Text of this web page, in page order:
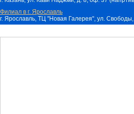
Филиал в г. Ярославль
г. Ярославль, ТЦ "Новая Галерея", ул.